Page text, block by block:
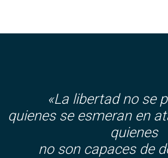
«La libertad no se
quienes se esmeran en
quienes
no son capaces de